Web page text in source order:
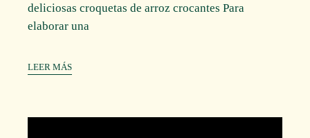
deliciosas croquetas de arroz crocantes Para
elaborar una
LEER MÁS